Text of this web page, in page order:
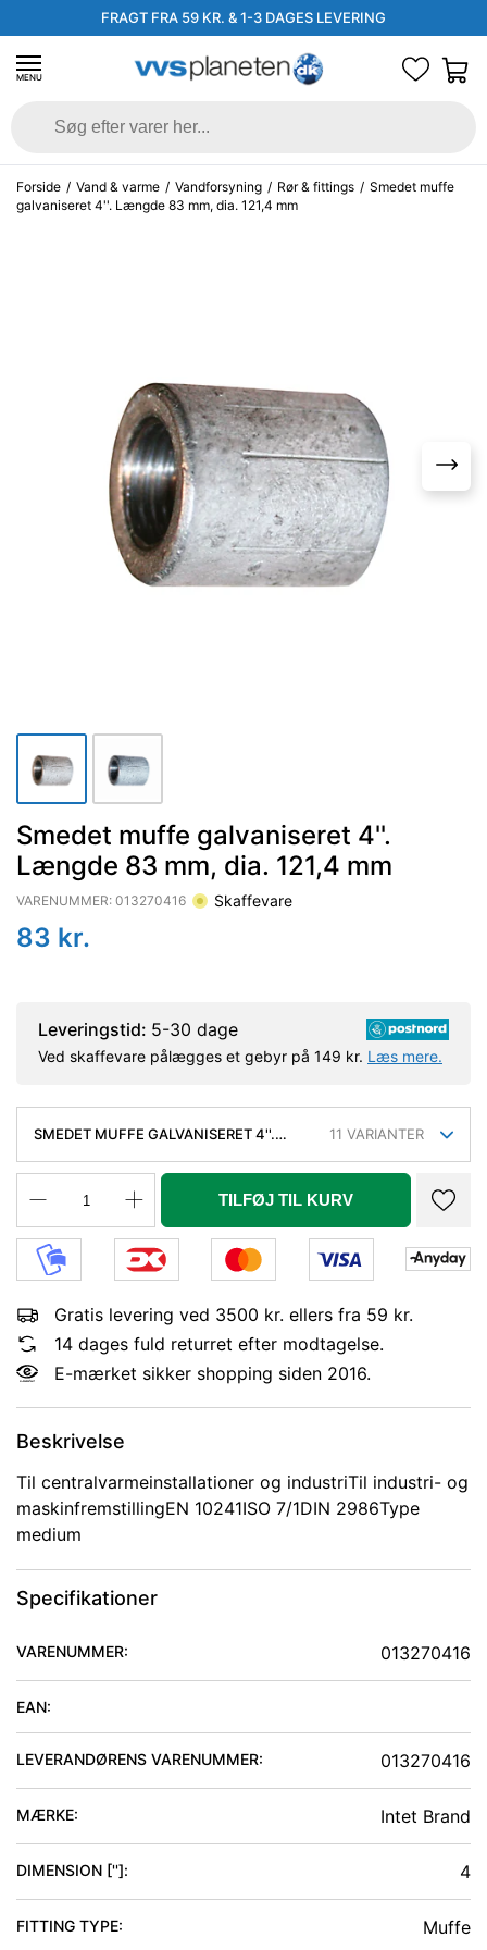
FRAGT FRA 59 KR. & 1-3 DAGES LEVERING
MENU
Forside / Vand & varme / Vandforsyning / Rør & fittings / Smedet muffe
galvaniseret 4''. Længde 83 mm, dia. 121,4 mm
Smedet muffe galvaniseret 4''.
Længde 83 mm, dia. 121,4 mm
VARENUMMER: 013270416 Skaffevare
83 kr.
Leveringstid: 5-30 dage
Ved skaffevare pålægges et gebyr på 149 kr. Læs mere.
SMEDET MUFFE GALVANISERET 4''.
11 VARIANTER
TILFØJ TIL KURV
Gratis levering ved 3500 kr. ellers fra 59 kr.
14 dages fuld returret efter modtagelse.
E-mærket sikker shopping siden 2016.
Beskrivelse
Til centralvarmeinstallationer og industriTil industri- og
maskinfremstillingEN 10241ISO 7/1DIN 2986Type
medium
Specifikationer
VARENUMMER: 013270416
EAN:
LEVERANDØRENS VARENUMMER: 013270416
MÆRKE: Intet Brand
DIMENSION ['']: 4
FITTING TYPE: Muffe